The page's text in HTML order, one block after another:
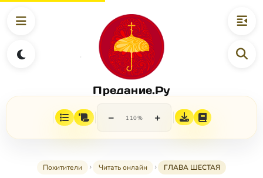
Предание.Ру
− 110% +
Похитители Читать онлайн ГЛАВА ШЕСТАЯ